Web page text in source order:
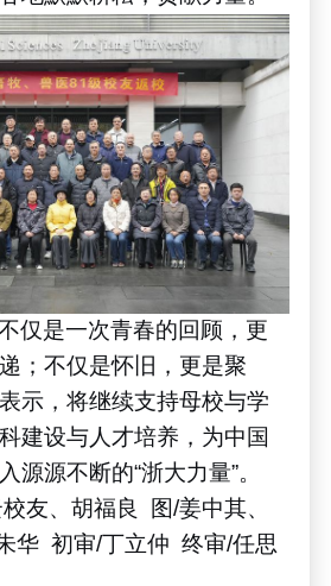
仅是一次青春的回顾，更
；不仅是怀旧，更是聚
示，将继续支持母校与学
建设与人才培养，为中国
源源不断的“浙大力量”。
友、胡福良 图/姜中其、
华 初审/丁立仲 终审/任思